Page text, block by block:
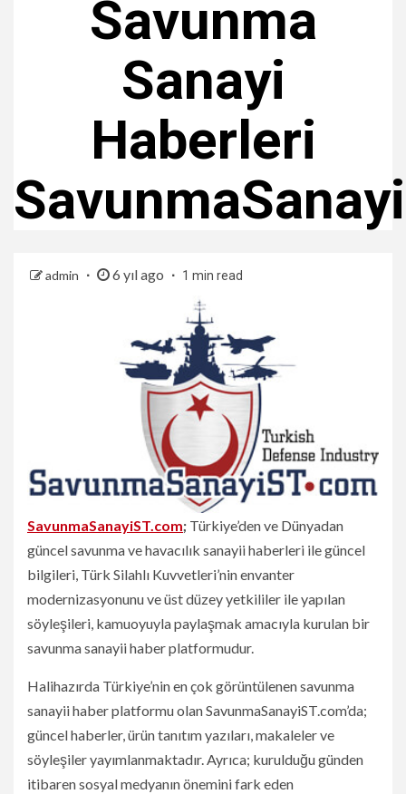
Savunma
Sanayi
Haberleri
admin 6 yıl ago 1 min read
SavunmaSanayiST.com; Türkiye’den ve Dünyadan
güncel savunma ve havacılık sanayii haberleri ile güncel
bilgileri, Türk Silahlı Kuvvetleri’nin envanter
modernizasyonunu ve üst düzey yetkililer ile yapılan
söyleşileri, kamuoyuyla paylaşmak amacıyla kurulan bir
savunma sanayii haber platformudur.
Halihazırda Türkiye’nin en çok görüntülenen savunma
sanayii haber platformu olan SavunmaSanayiST.com’da;
güncel haberler, ürün tanıtım yazıları, makaleler ve
söyleşiler yayımlanmaktadır. Ayrıca; kurulduğu günden
itibaren sosyal medyanın önemini fark eden